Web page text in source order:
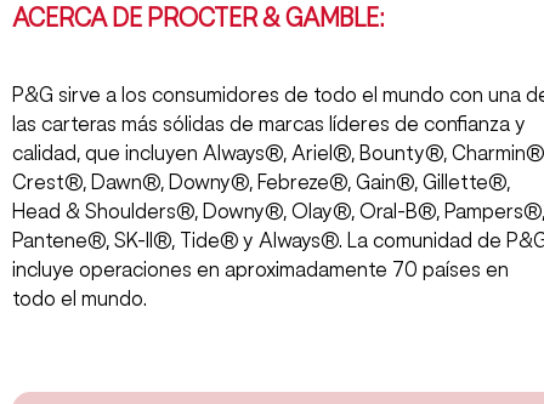
ACERCA DE PROCTER & GAMBLE:
P&G sirve a los consumidores de todo el mundo con una
las carteras más sólidas de marcas líderes de confianza y
calidad, que incluyen Always®, Ariel®, Bounty®,
Crest®, Dawn®, Downy®, Febreze®, Gain®, Gillette®,
Head & Shoulders®, Downy®, Olay®, Oral-B®, Pampers®,
Pantene®, SK-II®, Tide® y Always®. La comunidad de
incluye operaciones en aproximadamente 70 países en
todo el mundo.